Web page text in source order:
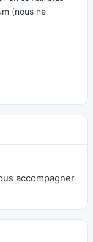
(nous ne
accompagner